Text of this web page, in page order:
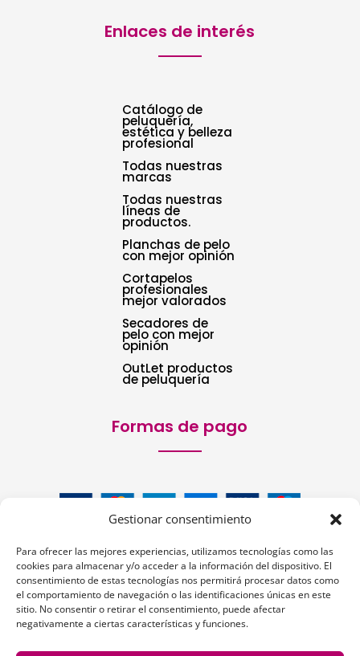
Gestionar consentimiento
Para ofrecer las mejores experiencias, utilizamos tecnologías como las
cookies para almacenar y/o acceder a la información del dispositivo. El
consentimiento de estas tecnologías nos permitirá procesar datos como
el comportamiento de navegación o las identificaciones únicas en este
sitio. No consentir o retirar el consentimiento, puede afectar
negativamente a ciertas características y funciones.
Enlaces de interés
Catálogo de
peluquería,
estética y belleza
profesional
Todas nuestras
marcas
Todas nuestras
líneas de
productos.
Planchas de pelo
con mejor opinión
Cortapelos
profesionales
mejor valorados
Secadores de
pelo con mejor
opinión
OutLet productos
de peluquería
Formas de pago
Siguenos: